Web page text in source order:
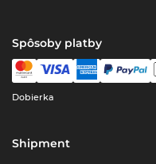
Spôsoby platby
Dobierka
Shipment